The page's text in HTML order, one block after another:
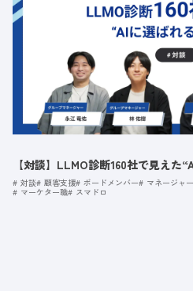
【対談】LLMO診断160社で見えた
対談 顧客支援 ボードメンバー マネージャー
マーケター職
スマドロ